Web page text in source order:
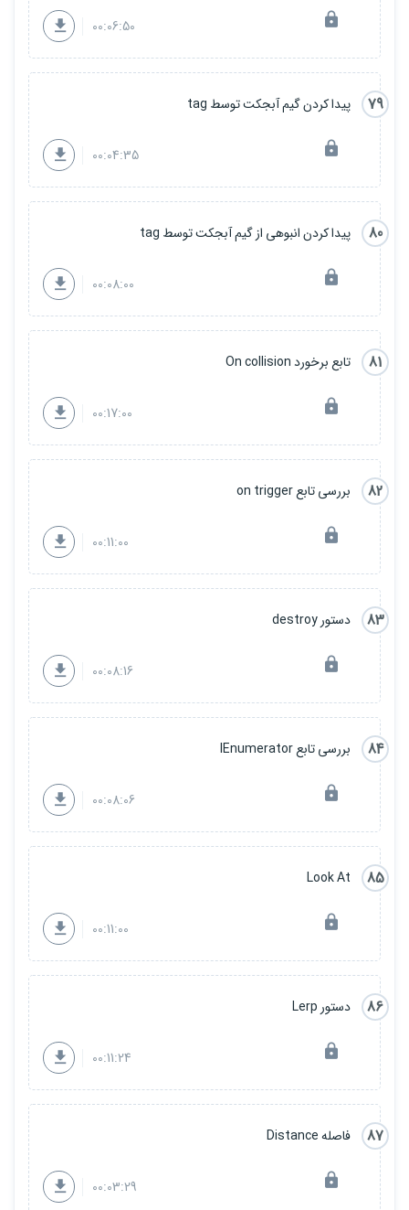
00:06:50
79 پیدا کردن گیم آبجکت توسط tag
00:04:35
80 پیدا کردن انبوهی از گیم آبجکت توسط tag
00:08:00
81 تابع برخورد On collision
00:17:00
82 بررسی تابع on trigger
00:11:00
83 دستور destroy
00:08:16
84 بررسی تابع IEnumerator
00:08:06
85
Look At
00:11:00
86 دستور Lerp
00:11:24
87 فاصله Distance
00:03:29